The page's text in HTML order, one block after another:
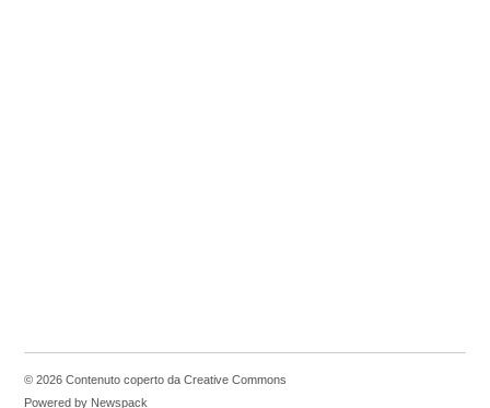
© 2026 Contenuto coperto da Creative Commons
Powered by Newspack